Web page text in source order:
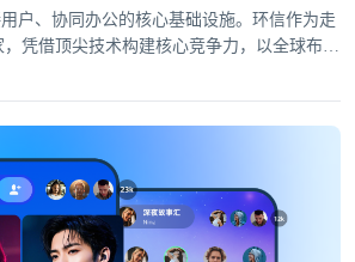
户、协同办公的核心基础设施。环信作为走
凭借顶尖技术构建核心竞争力，以全球布局
。